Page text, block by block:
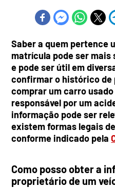
Saber a quem pertence
matrícula pode ser mais
e pode ser útil em
confirmar o histórico
comprar um carro
responsável por um
informação pode ser
existem formas legais
conforme indicado pela
Como posso obter a
proprietário de um